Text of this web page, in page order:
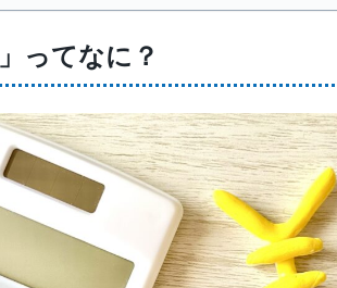
ってなに？